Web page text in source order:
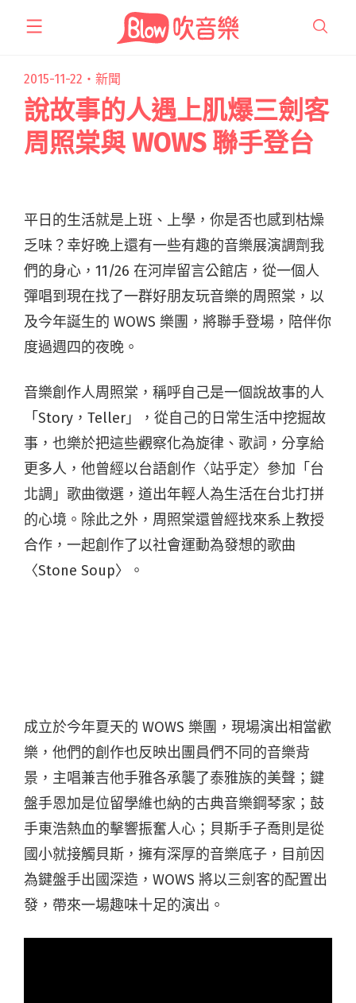
2015-11-22・ 新聞
說故事的人遇上肌爆三劍客
周照棠與 WOWS 聯手登台
平日的生活就是上班、上學，你是否也感到枯燥
乏味？幸好晚上還有一些有趣的音樂展演調劑我
們的身心，11/26 在河岸留言公館店，從一個人
彈唱到現在找了一群好朋友玩音樂的周照棠，以
及今年誕生的 WOWS 樂團，將聯手登場，陪伴你
度過週四的夜晚。
音樂創作人周照棠，稱呼自己是一個說故事的人
「Story，Teller」，從自己的日常生活中挖掘故
事，也樂於把這些觀察化為旋律、歌詞，分享給
更多人，他曾經以台語創作〈站乎定〉參加「台
北調」歌曲徵選，道出年輕人為生活在台北打拼
的心境。除此之外，周照棠還曾經找來系上教授
合作，一起創作了以社會運動為發想的歌曲
〈Stone Soup〉。
成立於今年夏天的 WOWS 樂團，現場演出相當歡
樂，他們的創作也反映出團員們不同的音樂背
景，主唱兼吉他手雅各承襲了泰雅族的美聲；鍵
盤手恩加是位留學維也納的古典音樂鋼琴家；鼓
手東浩熱血的擊響振奮人心；貝斯手子喬則是從
國小就接觸貝斯，擁有深厚的音樂底子，目前因
為鍵盤手出國深造，WOWS 將以三劍客的配置出
發，帶來一場趣味十足的演出。